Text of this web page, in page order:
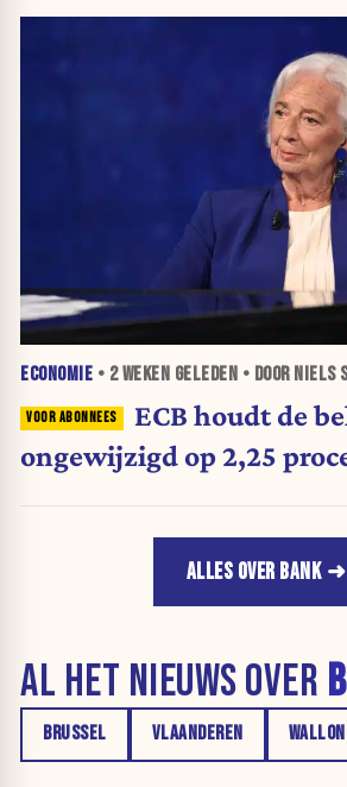
ECONOMIE • 2 WEKEN GELEDEN • DOOR NIELS
ECB houdt de
ongewijzigd op 2,25
ALLES OVER BANK
AL HET NIEUWS OVER
BRUSSEL VLAANDEREN